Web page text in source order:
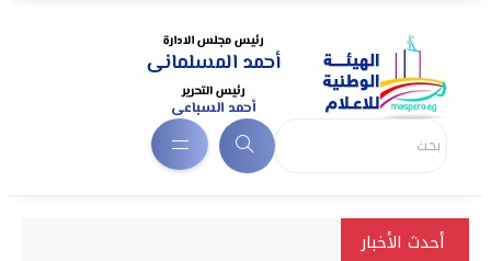
أحدث الأخبار